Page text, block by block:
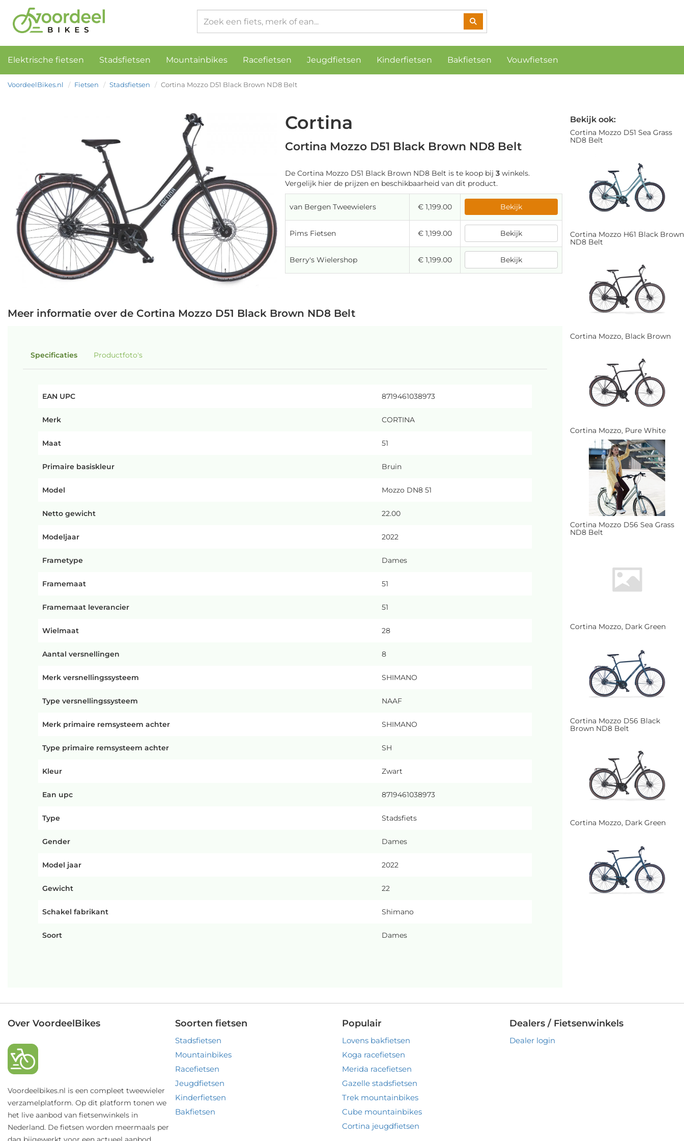
Elektrische fietsen Stadsfietsen Mountainbikes Racefietsen Jeugdfietsen Kinderfietsen Bakfietsen Vouwfietsen
VoordeelBikes.nl Fietsen Stadsfietsen Cortina Mozzo D51 Black Brown ND8 Belt
Cortina
Cortina Mozzo D51 Black Brown ND8 Belt
De Cortina Mozzo D51 Black Brown ND8 Belt is te koop bij 3 winkels.
Vergelijk hier de prijzen en beschikbaarheid van dit product.
van Bergen Tweewielers € 1,199.00 Bekijk
Pims Fietsen € 1,199.00 Bekijk
Berry's Wielershop € 1,199.00 Bekijk
Meer informatie over de Cortina Mozzo D51 Black Brown ND8 Belt
Specificaties Productfoto's
EAN UPC 8719461038973
Merk CORTINA
Maat 51
Primaire basiskleur Bruin
Model Mozzo DN8 51
Netto gewicht 22.00
Modeljaar 2022
Frametype Dames
Framemaat 51
Framemaat leverancier 51
Wielmaat 28
Aantal versnellingen 8
Merk versnellingssysteem SHIMANO
Type versnellingssysteem NAAF
Merk primaire remsysteem achter SHIMANO
Type primaire remsysteem achter SH
Kleur Zwart
Ean upc 8719461038973
Type Stadsfiets
Gender Dames
Model jaar 2022
Gewicht 22
Schakel fabrikant Shimano
Soort Dames
Bekijk ook:
Cortina Mozzo D51 Sea Grass
ND8 Belt
Cortina Mozzo H61 Black Brown
ND8 Belt
Cortina Mozzo, Black Brown
Cortina Mozzo, Pure White
Cortina Mozzo D56 Sea Grass
ND8 Belt
Cortina Mozzo, Dark Green
Cortina Mozzo D56 Black
Brown ND8 Belt
Cortina Mozzo, Dark Green
Over VoordeelBikes
Voordeelbikes.nl is een compleet tweewieler
verzamelplatform. Op dit platform tonen we
het live aanbod van fietsenwinkels in
Nederland. De fietsen worden meermaals per
Soorten fietsen
Stadsfietsen
Mountainbikes
Racefietsen
Jeugdfietsen
Kinderfietsen
Bakfietsen
Populair
Lovens bakfietsen
Koga racefietsen
Merida racefietsen
Gazelle stadsfietsen
Trek mountainbikes
Cube mountainbikes
Cortina jeugdfietsen
Dealers / Fietsenwinkels
Dealer login